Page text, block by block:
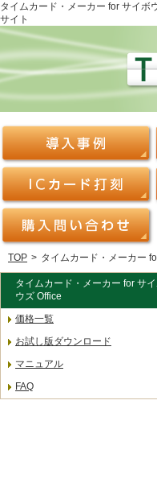
タイムカード・メーカー for サイボ
サイト
TOP > タイムカード・メーカー
タイムカード・メーカー for サ
ウズ Office
価格一覧
お試し版ダウンロード
マニュアル
FAQ